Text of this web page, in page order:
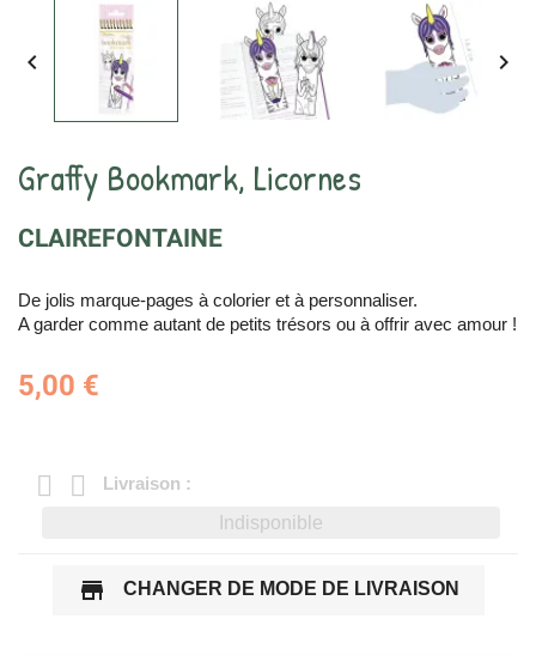
 
Graffy Bookmark, Licornes
CLAIREFONTAINE
De jolis marque-pages à colorier et à personnaliser.
A garder comme autant de petits trésors ou à offrir avec amour !
5,00 €
Livraison :
Indisponible
store CHANGER DE MODE DE LIVRAISON